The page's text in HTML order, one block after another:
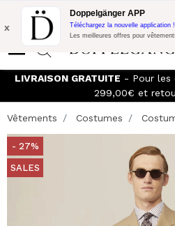
Promo Flash: 10% de réduction
avec le code:
x
Doppelgänger APP
Téléchargez la nouvelle
Les meilleures offres pour
LIVRAISON GRATUITE - Pour les
299,00€ et
Vêtements Costumes
- 27%
SALES